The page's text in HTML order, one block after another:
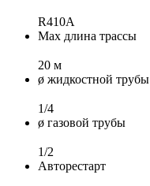
R410A
Max длина трассы
20 м
ø жидкостной трубы
1/4
ø газовой трубы
1/2
Авторестарт